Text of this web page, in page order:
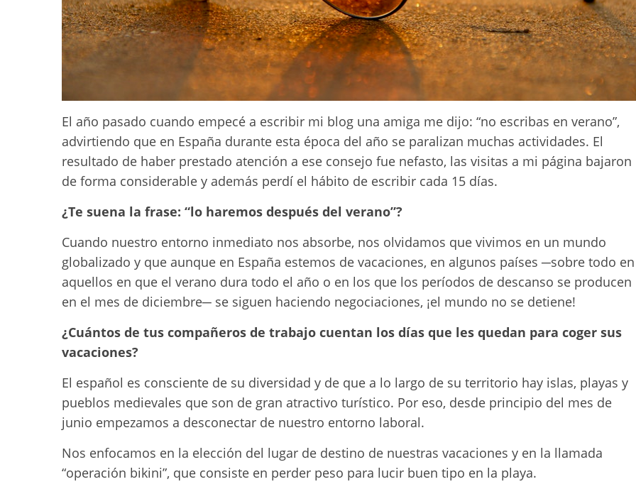
El año pasado cuando empecé a escribir mi blog una amiga me dijo: “no escribas en verano”,
advirtiendo que en España durante esta época del año se paralizan muchas actividades. El
resultado de haber prestado atención a ese consejo fue nefasto, las visitas a mi página bajaron
de forma considerable y además perdí el hábito de escribir cada 15 días.
¿Te suena la frase: “lo haremos después del verano”?
Cuando nuestro entorno inmediato nos absorbe, nos olvidamos que vivimos en un mundo
globalizado y que aunque en España estemos de vacaciones, en algunos países ─sobre todo en
aquellos en que el verano dura todo el año o en los que los períodos de descanso se producen
en el mes de diciembre─ se siguen haciendo negociaciones, ¡el mundo no se detiene!
¿Cuántos de tus compañeros de trabajo cuentan los días que les quedan para coger sus
vacaciones?
El español es consciente de su diversidad y de que a lo largo de su territorio hay islas, playas y
pueblos medievales que son de gran atractivo turístico. Por eso, desde principio del mes de
junio empezamos a desconectar de nuestro entorno laboral.
Nos enfocamos en la elección del lugar de destino de nuestras vacaciones y en la llamada
“operación bikini”, que consiste en perder peso para lucir buen tipo en la playa.